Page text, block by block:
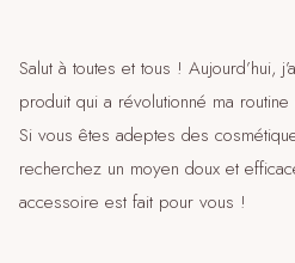
Salut à toutes et tous ! Aujourd’hui,
produit qui a révolutionné ma
Si vous êtes adeptes des
recherchez un moyen doux et
accessoire est fait pour vous !